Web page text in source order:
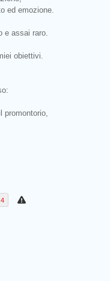
ed emozione.
e assai raro.
obiettivi.
promontorio,
4